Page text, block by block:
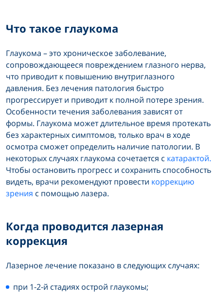
Что такое глаукома
Глаукома – это хроническое заболевание,
сопровождающееся повреждением глазного нерва,
что приводит к повышению внутриглазного
давления. Без лечения патология быстро
прогрессирует и приводит к полной потере зрения.
Особенности течения заболевания зависят от
формы. Глаукома может длительное время протекать
без характерных симптомов, только врач в ходе
осмотра сможет определить наличие патологии. В
некоторых случаях глаукома сочетается с катарактой.
Чтобы остановить прогресс и сохранить способность
видеть, врачи рекомендуют провести коррекцию
зрения с помощью лазера.
Когда проводится лазерная
коррекция
Лазерное лечение показано в следующих случаях:
при 1-2-й стадиях острой глаукомы;